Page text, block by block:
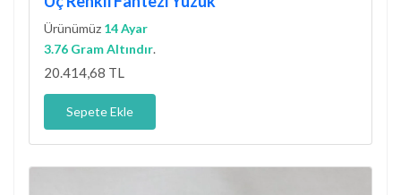
Ürünümüz 14 Ayar
3.76 Gram Altındır.
20.414,68 TL
Sepete Ekle